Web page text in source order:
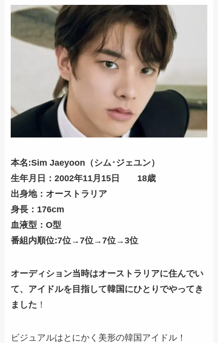
本名:Sim Jaeyoon（シム･ジェユン）
生年月日：2002年11月15日 18歳
出身地：オーストラリア
身長：176cm
血液型：O型
番組内順位:7位→7位→7位→3位
オーディション当時はオーストラリアに住んでい
て、アイドルを目指して韓国にひとりでやってき
ました ！
ビジュアルはとにかく美形の韓国アイドル！